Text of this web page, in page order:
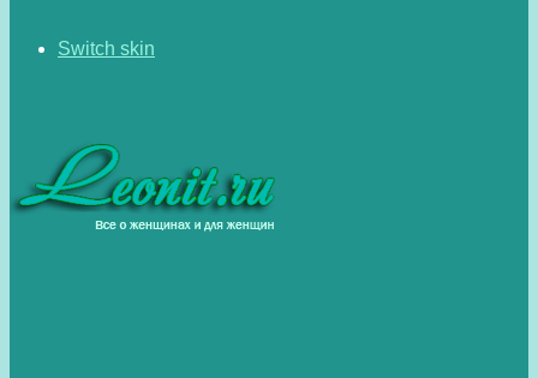
Switch skin